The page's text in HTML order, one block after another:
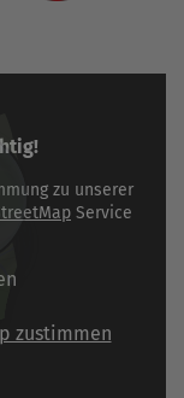
zu unserer
Service
zustimmen